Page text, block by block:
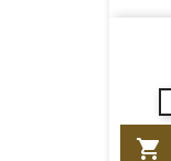
